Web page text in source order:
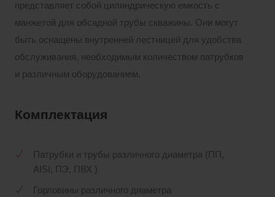
представляет собой цилиндрическую емкость с
манжетой для обсадной трубы скважины. Они могут
быть оснащены внутренней лестницей для удобства
обслуживания, необходимым количеством патрубков
и различным оборудованием.
Комплектация
Патрубки и трубы различного диаметра (ПП,
AISI, ПЭ, ПВХ )
Горловины различного диаметра